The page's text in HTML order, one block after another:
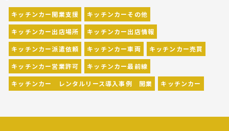
キッチンカー開業支援
キッチンカーその他
キッチンカー出店場所
キッチンカー出店情報
キッチンカー派遣依頼
キッチンカー車両
キッチンカー売買
キッチンカー営業許可
キッチンカー最前線
キッチンカー レンタルリース導入事例 開業
キッチンカー